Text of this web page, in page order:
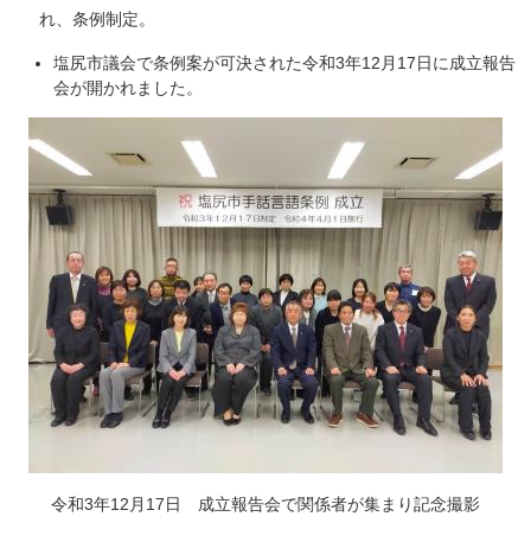
れ、条例制定。
塩尻市議会で条例案が可決された令和3年12月17日に成立報告
会が開かれました。
令和3年12月17日 成立報告会で関係者が集まり記念撮影